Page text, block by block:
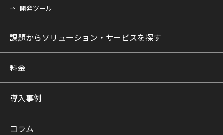
開発ツール
課題からソリューション・サービスを探す
料金
導入事例
コラム